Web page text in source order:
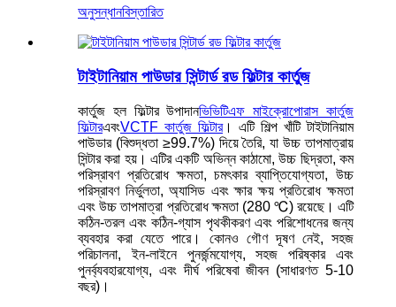
অনুসন্ধানবিস্তারিত
টাইটানিয়াম পাউডার সিন্টার্ড রড ফিল্টার কার্তুজ
কার্তুজ হল ফিল্টার উপাদানভিভিটিএফ মাইক্রোপোরাস কার্তুজ
ফিল্টারএবংVCTF কার্তুজ ফিল্টার। এটি শিল্প খাঁটি টাইটানিয়াম
পাউডার (বিশুদ্ধতা ≥99.7%) দিয়ে তৈরি, যা উচ্চ তাপমাত্রায়
সিন্টার করা হয়। এটির একটি অভিন্ন কাঠামো, উচ্চ ছিদ্রতা, কম
পরিস্রাবণ প্রতিরোধ ক্ষমতা, চমৎকার ব্যাপ্তিযোগ্যতা, উচ্চ
পরিস্রাবণ নির্ভুলতা, অ্যাসিড এবং ক্ষার ক্ষয় প্রতিরোধ ক্ষমতা
এবং উচ্চ তাপমাত্রা প্রতিরোধ ক্ষমতা (280 ℃) রয়েছে। এটি
কঠিন-তরল এবং কঠিন-গ্যাস পৃথকীকরণ এবং পরিশোধনের জন্য
ব্যবহার করা যেতে পারে। কোনও গৌণ দূষণ নেই, সহজ
পরিচালনা, ইন-লাইনে পুনর্জন্মযোগ্য, সহজ পরিষ্কার এবং
পুনর্ব্যবহারযোগ্য, এবং দীর্ঘ পরিষেবা জীবন (সাধারণত 5-10
বছর)।